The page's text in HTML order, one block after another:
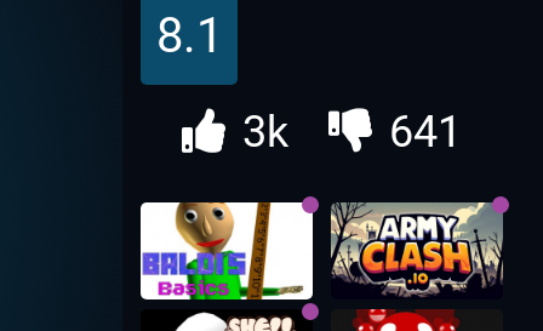
8.1
3k 641